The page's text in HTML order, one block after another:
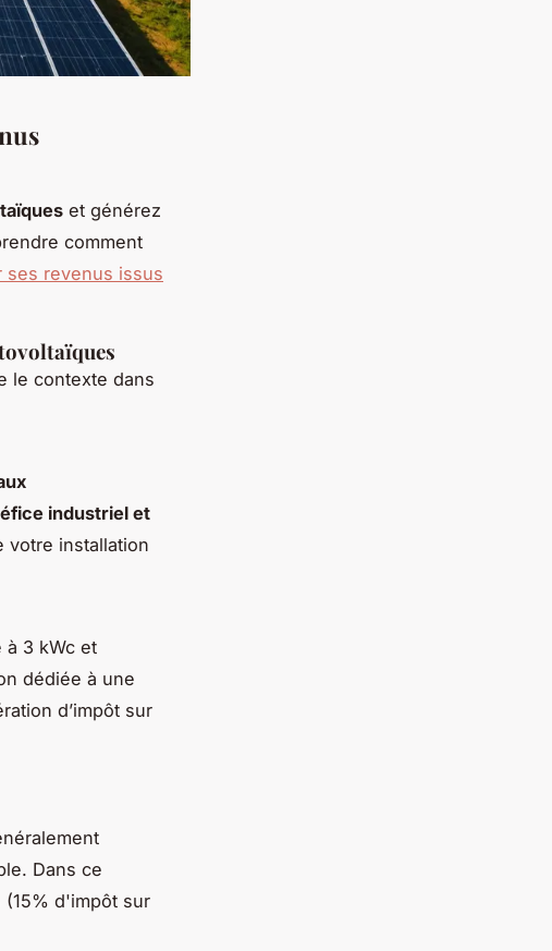
et générez
comment
ses revenus issus
le contexte dans
industriel et
votre installation
à 3 kWc et
dédiée à une
d’impôt sur
Dans ce
d'impôt sur